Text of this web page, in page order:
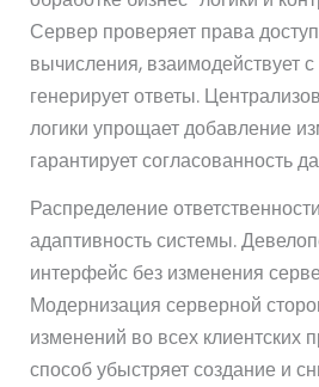
Сервер проверяет права
вычисления, взаимодействует
генерирует ответы.
логики упрощает добавление
гарантирует согласованность
Распределение
адаптивность системы.
интерфейс без изменения
Модернизация серверной
изменений во всех клиентских
способ убыстряет создание и